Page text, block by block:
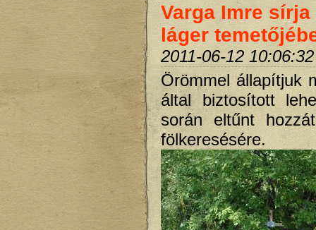
Varga Imre
láger
2011-06-12 10:06:32
Örömmel állapítjuk
által biztosított
során eltűnt
fölkeresésére.